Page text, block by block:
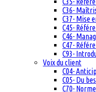
C36-
C37- Mise
C45-
C46-
C47-
C93-
Voix du client
C04-
C05- Du
C70-